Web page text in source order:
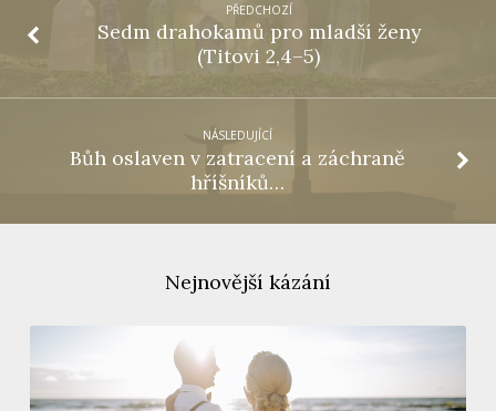
PŘEDCHOZÍ
Sedm drahokamů pro mladší ženy
(Titovi 2,4–5)
NÁSLEDUJÍCÍ
Bůh oslaven v zatracení a záchraně
hříšníků…
Nejnovější kázání